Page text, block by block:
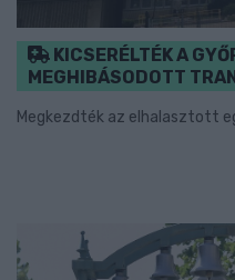
KICSERÉLTÉK A
MEGHIBÁSODOTT
Megkezdték az elhalasztott